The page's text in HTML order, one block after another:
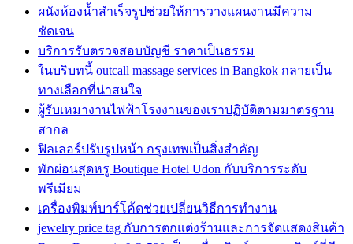
ผนังห้องน้ำสำเร็จรูปช่วยให้การวางแผนงานมีความ
ชัดเจน
บริการรับตรวจสอบบัญชี ราคาเป็นธรรม
ในบริบทนี้ outcall massage services in Bangkok กลายเป็น
ทางเลือกที่น่าสนใจ
ผู้รับเหมางานไฟฟ้าโรงงานของเราปฏิบัติตามมาตรฐาน
สากล
ฟิลเลอร์ปรับรูปหน้า กรุงเทพเป็นสิ่งสำคัญ
พักผ่อนสุดหรู Boutique Hotel Udon กับบริการระดับ
พรีเมียม
เครื่องพิมพ์บาร์โค้ดช่วยเปลี่ยนวิธีการทำงาน
jewelry price tag กับการตกแต่งร้านและการจัดแสดงสินค้า